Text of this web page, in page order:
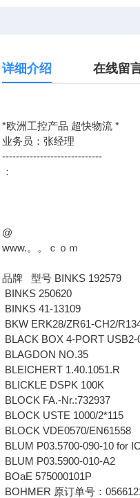
详细介绍 在线留
*欧洲工控产品 超快物流 *
业务员：张经理
-----------------------------
：
@
www.。。ｃｏｍ
品牌 型号 BINKS 192579
BINKS 250620
BINKS 41-13109
BKW ERK28/ZR61-CH2/
BLACK BOX 4-PORT USB2-
BLAGDON NO.35
BLEICHERT 1.40.1051.R
BLICKLE DSPK 100K
BLOCK FA.-Nr.:732937
BLOCK USTE 1000/2*115
BLOCK VDE0570/EN61558
BLUM P03.5700-090-10 for
BLUM P03.5900-010-A2
BOaE 575000101P
BOHMER 原订单号：